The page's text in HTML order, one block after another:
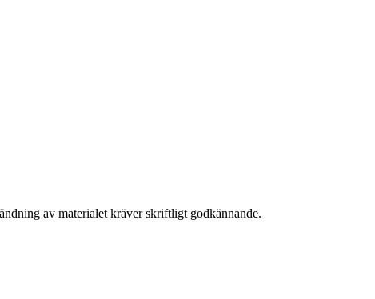
av materialet kräver skriftligt godkännande.